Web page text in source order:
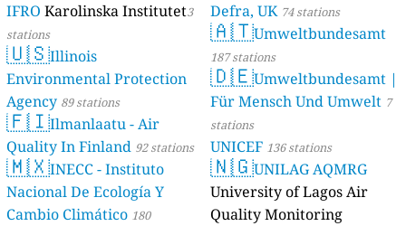
IFRO Karolinska Institutet3
stations
🇺🇸Illinois
Environmental Protection
Agency 89 stations
🇫🇮Ilmanlaatu - Air
Quality In Finland 92 stations
🇲🇽INECC - Instituto
Nacional De Ecología Y
Cambio Climático 180
Defra, UK 74 stations
🇦🇹Umweltbundesamt
187 stations
🇩🇪Umweltbundesamt |
Für Mensch Und Umwelt 7
stations
UNICEF 136 stations
🇳🇬UNILAG AQMRG
University of Lagos Air
Quality Monitoring